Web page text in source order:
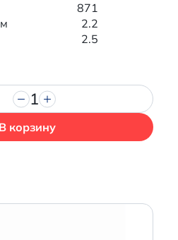
871
2.2
2.5
1
В корзину